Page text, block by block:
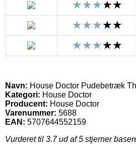
Navn: House Doctor Pudebetræk
Kategori: House Doctor
Producent: House Doctor
Varenummer: 5688
EAN: 5707644552159
Vurderet til 3.7ud af 5 stjerner